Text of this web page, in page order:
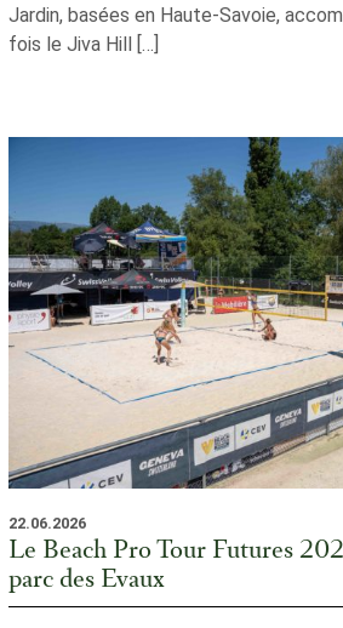
Jardin, basées en Haute-Savoie,
fois le Jiva Hill […]
22.06.2026
Le Beach Pro Tour Futures
parc des Evaux